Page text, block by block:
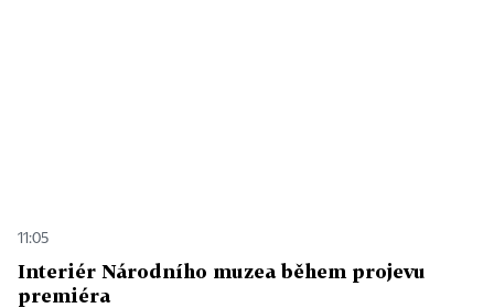
11:05
Interiér Národního muzea během projevu
premiéra